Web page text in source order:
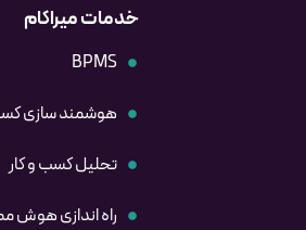
خدمات میراکام
BPMS
هوشمند سازی
تحلیل کسب و کار
راه اندازی هوش